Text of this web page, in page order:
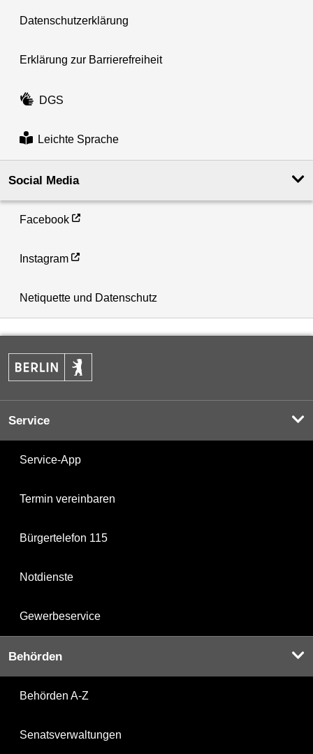
Datenschutzerklärung
Erklärung zur Barrierefreiheit
DGS
Leichte Sprache
Social Media
Facebook
Instagram
Netiquette und Datenschutz
Service
Service-App
Termin vereinbaren
Bürgertelefon 115
Notdienste
Gewerbeservice
Behörden
Behörden A-Z
Senatsverwaltungen